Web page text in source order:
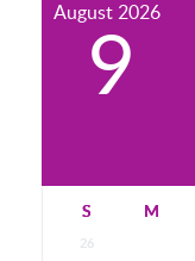
August 2026
9
S M
26